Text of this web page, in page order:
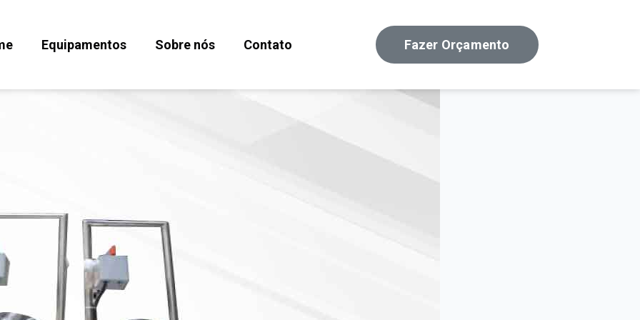
Equipamentos Sobre nós Contato Fazer Orçamento